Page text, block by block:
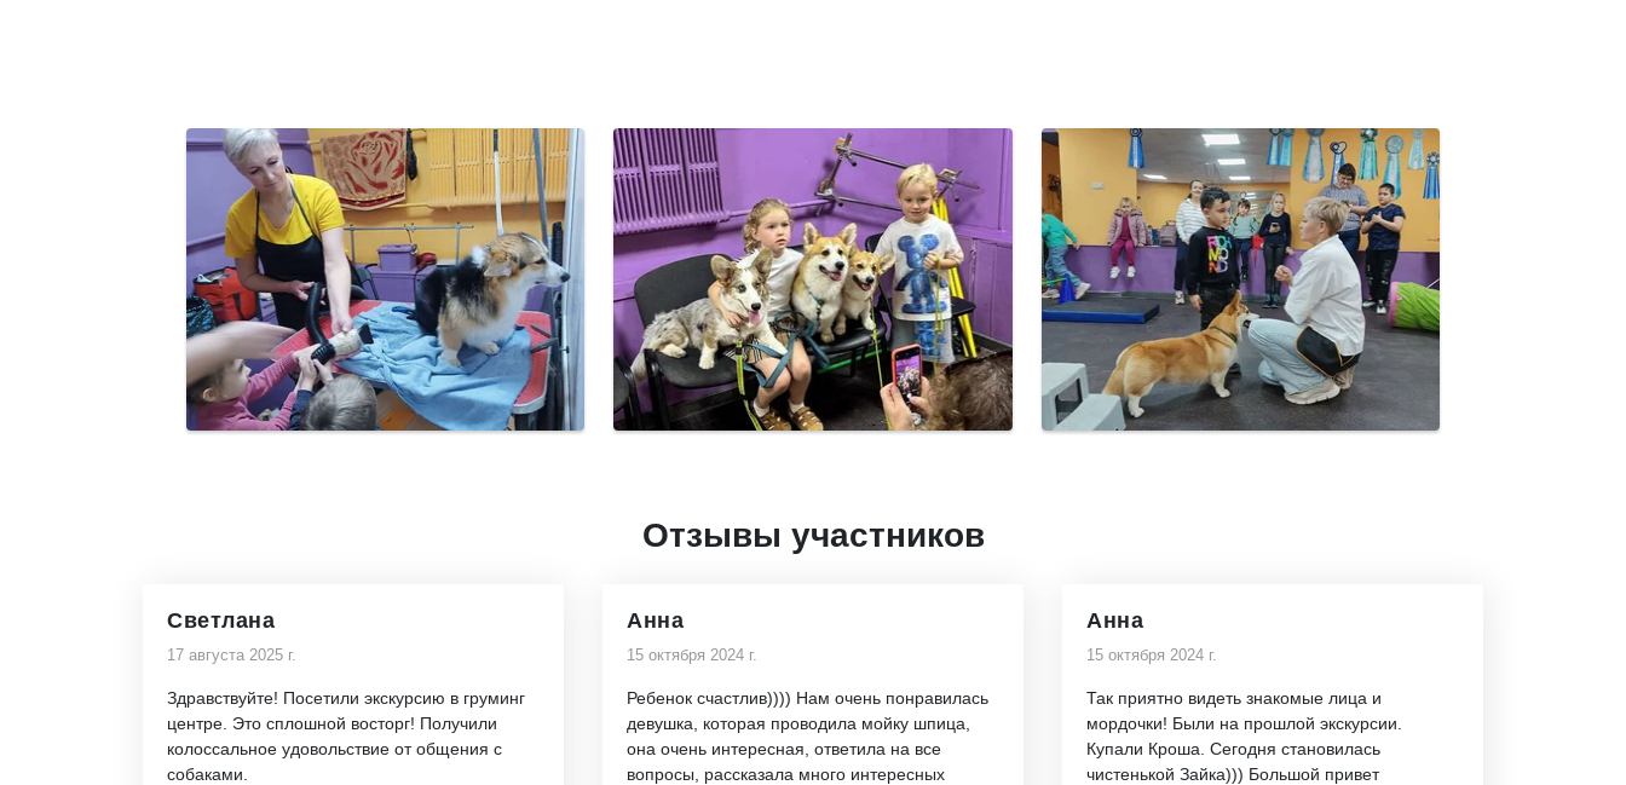
Отзывы участников
Светлана
17 августа 2025 г.
Здравствуйте! Посетили экскурсию в груминг
центре. Это сплошной восторг! Получили
колоссальное удовольствие от общения с
собаками.
Анна
15 октября 2024 г.
Ребенок счастлив)))) Нам очень понравилась
девушка, которая проводила мойку шпица,
она очень интересная, ответила на все
вопросы, рассказала много интересных
Анна
15 октября 2024 г.
Так приятно видеть знакомые лица и
мордочки! Были на прошлой экскурсии.
Купали Кроша. Сегодня становилась
чистенькой Зайка))) Большой привет